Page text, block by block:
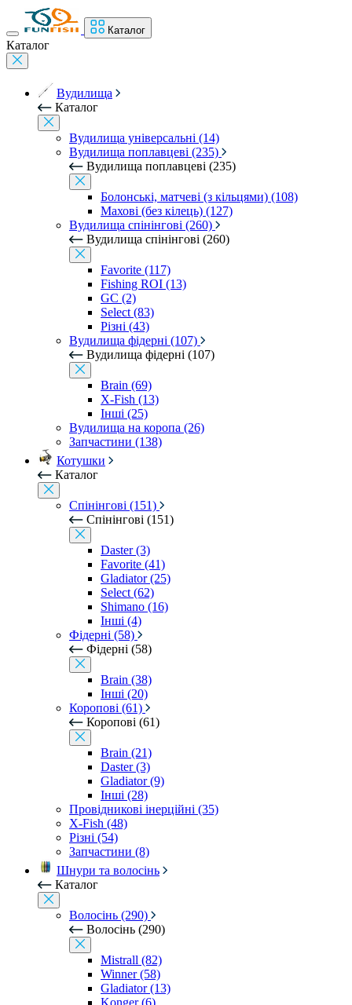
Каталог
Каталог
Вудилища
Каталог
Вудилища універсальні (14)
Вудилища поплавцеві (235)
Вудилища поплавцеві (235)
Болонські, матчеві (з кільцями) (108)
Махові (без кілець) (127)
Вудилища спінінгові (260)
Вудилища спінінгові (260)
Favorite (117)
Fishing ROI (13)
GC (2)
Select (83)
Різні (43)
Вудилища фідерні (107)
Вудилища фідерні (107)
Brain (69)
X-Fish (13)
Інші (25)
Вудилища на коропа (26)
Запчастини (138)
Котушки
Каталог
Спінінгові (151)
Спінінгові (151)
Daster (3)
Favorite (41)
Gladiator (25)
Select (62)
Shimano (16)
Інші (4)
Фідерні (58)
Фідерні (58)
Brain (38)
Інші (20)
Коропові (61)
Коропові (61)
Brain (21)
Daster (3)
Gladiator (9)
Інші (28)
Провідникові інерційні (35)
X-Fish (48)
Різні (54)
Запчастини (8)
Шнури та волосінь
Каталог
Волосінь (290)
Волосінь (290)
Mistrall (82)
Winner (58)
Gladiator (13)
Konger (6)